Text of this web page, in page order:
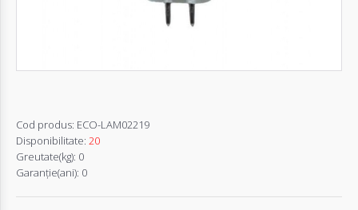
Cod produs: ECO-LAM02219
Disponibilitate: 20
Greutate(kg): 0
Garanţie(ani): 0